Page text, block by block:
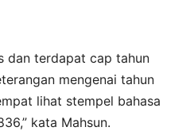
dan terdapat cap tahun
mengenai tahun
lihat stempel bahasa
kata Mahsun.